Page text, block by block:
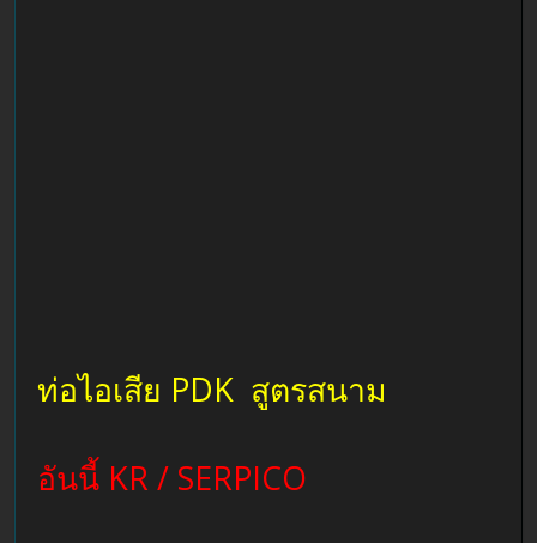
ท่อไอเสีย PDK สูตรสนาม
อันนี้ KR / SERPICO